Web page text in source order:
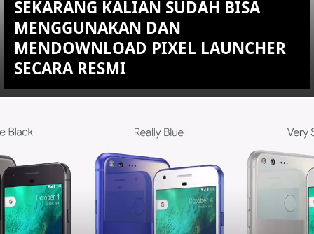
SEKARANG KALIAN SUDAH BISA
MENGGUNAKAN DAN
MENDOWNLOAD PIXEL LAUNCHER
SECARA RESMI
YOU ARE VIEWING MOST